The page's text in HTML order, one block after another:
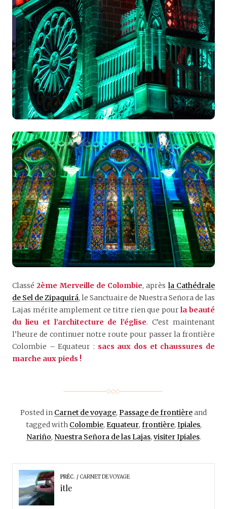
Classé2ème Merveille de Colombie, aprèsla Cathédrale
de Sel de Zipaquirá, le Sanctuaire de Nuestra Señora de las
Lajas mérite amplement ce titre rien que pourla beauté
du lieu et l’architecture de l’église. C’est maintenant
l’heure de continuer notre route pour passer la frontière
Colombie – Equateur : sacs aux dos et chaussures de
marche aux pieds !
Posted in Carnet de voyage, Passage de frontièreand
tagged with Colombie, Equateur, frontière, Ipiales,
Nariño, Nuestra Señora de las Lajas, visiter Ipiales.
PRÉC. CARNET DE VOYAGE
itle